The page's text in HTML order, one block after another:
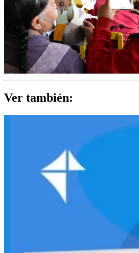
Ver también: